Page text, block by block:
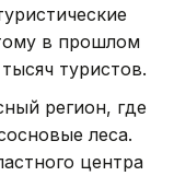
в прошлом
туристов.
регион, где
леса.
центра